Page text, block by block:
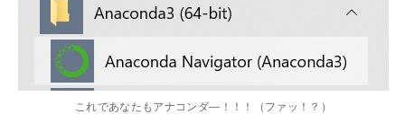
これであなたもアナコンダ―！！！（ファッ！？）